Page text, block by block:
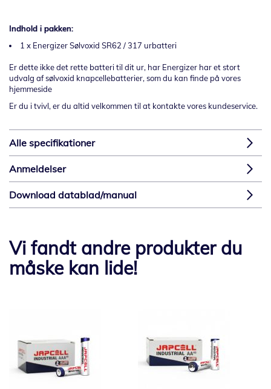
Indhold i pakken:
1 x Energizer Sølvoxid SR62 / 317 urbatteri
Er dette ikke det rette batteri til dit ur, har Energizer har et stort
udvalg af sølvoxid knapcellebatterier, som du kan finde på vores
hjemmeside
Er du i tvivl, er du altid velkommen til at kontakte vores kundeservice.
Alle specifikationer
Anmeldelser
Download datablad/manual
Vi fandt andre produkter du
måske kan lide!